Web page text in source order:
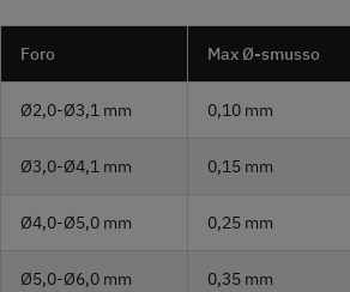
Foro Max Ø-smusso
Ø2,0-Ø3,1 mm 0,10 mm
Ø3,0-Ø4,1 mm 0,15 mm
Ø4,0-Ø5,0 mm 0,25 mm
Ø5,0-Ø6,0 mm 0,35 mm